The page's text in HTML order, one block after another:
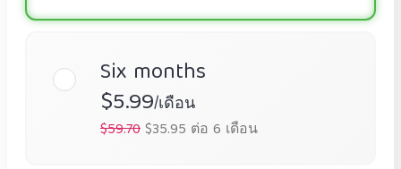
Six months
$5.99/เดือน
$59.70$35.95 ต่อ 6 เดือน